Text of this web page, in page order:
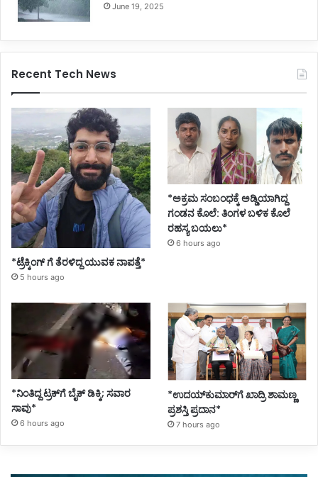
June 19, 2025
Recent Tech News
*ಟ್ರೆಕ್ಕಿಂಗ್ ಗೆ ತೆರಳಿದ್ದ ಯುವಕ ನಾಪತ್ತೆ*
5 hours ago
*ಅಕ್ರಮ ಸಂಬಂಧಕ್ಕೆ ಅಡ್ಡಿಯಾಗಿದ್ದ
ಗಂಡನ ಕೊಲೆ: ತಿಂಗಳ ಬಳಿಕ ಕೊಲೆ
ರಹಸ್ಯ ಬಯಲು*
6 hours ago
*ನಿಂತಿದ್ದ ಟ್ರಕ್‌ಗೆ ಬೈಕ್ ಡಿಕ್ಕಿ; ಸವಾರ
ಸಾವು*
6 hours ago
*ಉದಯ್‌ಕುಮಾರ್‌ಗೆ ಖಾದ್ರಿ ಶಾಮಣ್ಣ
ಪ್ರಶಸ್ತಿ ಪ್ರದಾನ*
7 hours ago